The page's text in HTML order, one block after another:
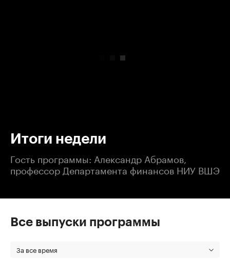
Итоги недели
Гость программы: Александр Абрамов,
профессор Департамента финансов НИУ ВШЭ
Все выпуски программы
За все время